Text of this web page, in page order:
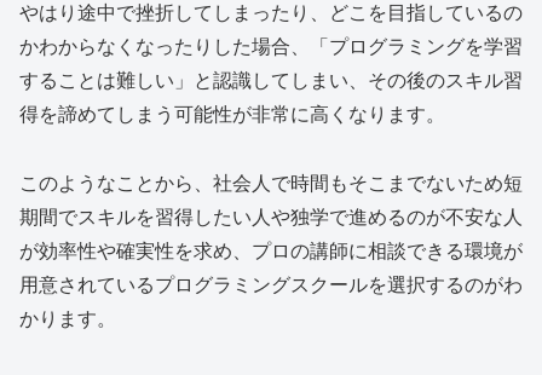
やはり途中で挫折してしまったり、どこを目指しているの
かわからなくなったりした場合、「プログラミングを学習
することは難しい」と認識してしまい、その後のスキル習
得を諦めてしまう可能性が非常に高くなります。
このようなことから、社会人で時間もそこまでないため短
期間でスキルを習得したい人や独学で進めるのが不安な人
が効率性や確実性を求め、プロの講師に相談できる環境が
用意されているプログラミングスクールを選択するのがわ
かります。